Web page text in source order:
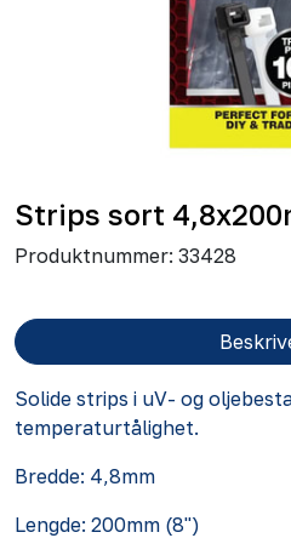
Strips sort
Produktnummer: 33428
Solide strips i uV- og
temperaturtålighet.
Bredde: 4,8mm
Lengde: 200mm (8'')